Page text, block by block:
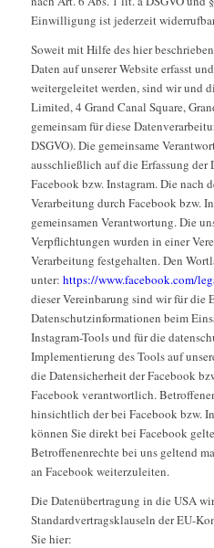
Einwilligung ist jederzeit
Soweit mit Hilfe des hier
Daten auf unserer Website erfasst
weitergeleitet werden, sind wir und
Limited, 4 Grand Canal Square,
gemeinsam für diese
DSGVO). Die gemeinsame
ausschließlich auf die Erfassung der
Facebook bzw. Instagram. Die nach
Verarbeitung durch Facebook bzw.
gemeinsamen Verantwortung. Die
Verpflichtungen wurden in einer
Verarbeitung festgehalten. Den
unter: https://www.facebook.com/
dieser Vereinbarung sind wir für die
Datenschutzinformationen beim
Instagram-Tools und für die
Implementierung des Tools auf
die Datensicherheit der Facebook
Facebook verantwortlich.
hinsichtlich der bei Facebook bzw.
können Sie direkt bei Facebook
Betroffenenrechte bei uns geltend
an Facebook weiterzuleiten.
Die Datenübertragung in die USA
Standardvertragsklauseln der EU-
Sie hier: